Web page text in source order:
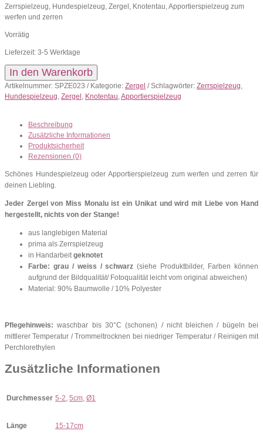
Zerrspielzeug, Hundespielzeug, Zergel, Knotentau, Apportierspielzeug zum
werfen und zerren
Vorrätig
Lieferzeit: 3-5 Werktage
Zergel
grau
/
weiss
schwarz
In den Warenkorb
Artikelnummer: SPZE023 Kategorie: Zergel Schlagwörter: Zerrspielzeug
Hundespielzeug Zergel Knotentau Apportierspielzeug
Beschreibung
Zusätzliche Informationen
Produktsicherheit
Rezensionen (0)
Schönes Hundespielzeug oder Apportierspielzeug zum werfen und zerren für
deinen Liebling.
Jeder Zergel von Miss Monalu ist ein Unikat und wird mit Liebe von Hand
hergestellt, nichts von der Stange!
aus langlebigen Material
prima als Zerrspielzeug
in Handarbeit geknotet
Farbe: grau / weiss / schwarz (siehe Produktbilder, Farben können
aufgrund der Bildqualität/ Fotoqualität leicht vom original abweichen)
Material: 90% Baumwolle / 10% Polyester
Pflegehinweis: waschbar bis 30°C (schonen) / nicht bleichen / bügeln bei
mittlerer Temperatur / Trommeltrocknen bei niedriger Temperatur / Reinigen mit
Perchlorethylen
Zusätzliche Informationen
Durchmesser 5-2, 5cm, Ø1
Länge 15-17cm